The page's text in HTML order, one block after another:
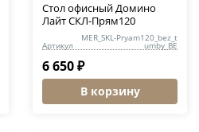
Стол офисный Домино
Лайт СКЛ-Прям120
Артикул
MER_SKL-Pryam120_bez_t
umby_BE
6 650 ₽
В корзину